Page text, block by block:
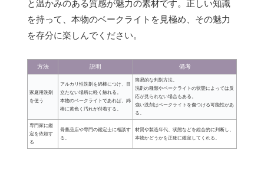
と温かみのある質感が魅力の素材です。正しい知識
を持って、本物のベークライトを見極め、その魅力
を存分に楽しんでください。
方法 説明 備考
家庭用洗剤
を使う
アルカリ性洗剤を綿棒につけ、目
立たない場所に軽く触れる。
本物のベークライトであれば、綿
棒に黄色く汚れが付着する。
簡易的な判別方法。
洗剤の種類やベークライトの状態によっては反
応が見られない場合もある。
強い洗剤はベークライトを傷つける可能性があ
る。
専門家に鑑
定を依頼す
る
骨董品店や専門の鑑定士に相談す
る。
材質や製造年代、状態などを総合的に判断し、
本物かどうかを正確に鑑定してくれる。